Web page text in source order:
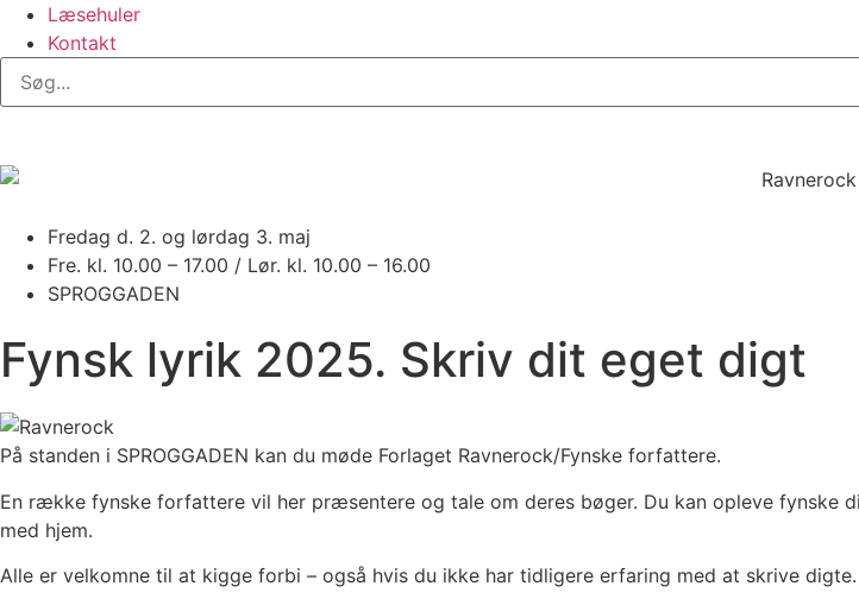
Læsehuler
Kontakt
Fredag d. 2. og lørdag 3. maj
Fre. kl. 10.00 – 17.00 / Lør. kl. 10.00 – 16.00
SPROGGADEN
Fynsk lyrik 2025. Skriv dit eget digt
På standen i SPROGGADEN kan du møde Forlaget Ravnerock/Fynske forfattere.
En række fynske forfattere vil her præsentere og tale om deres bøger. Du kan opleve
med hjem.
Alle er velkomne til at kigge forbi – også hvis du ikke har tidligere erfaring med at skrive digte.